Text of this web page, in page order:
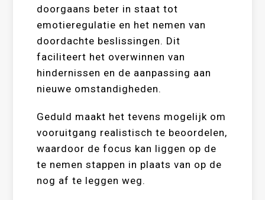
doorgaans beter in staat tot
emotieregulatie en het nemen van
doordachte beslissingen. Dit
faciliteert het overwinnen van
hindernissen en de aanpassing aan
nieuwe omstandigheden.
Geduld maakt het tevens mogelijk om
vooruitgang realistisch te beoordelen,
waardoor de focus kan liggen op de
te nemen stappen in plaats van op de
nog af te leggen weg.